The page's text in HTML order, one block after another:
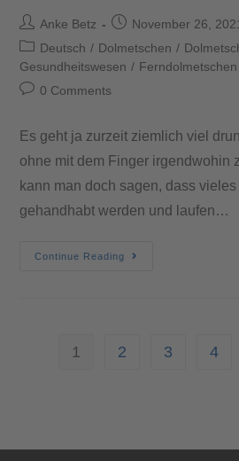
Anke Betz
November 26,
Deutsch / Dolmetschen /
Gesundheitswesen / Ferndolmetschen
0 Comments
Es geht ja zurzeit ziemlich viel
ohne mit dem Finger irgendwohin
kann man doch sagen, dass
gehandhabt werden und laufen…
Continue Reading
1 2 3 4